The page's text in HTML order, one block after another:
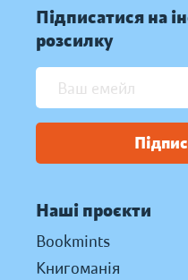
Підписатися на
розсилку
Наші проєкти
Bookmints
Книгоманія